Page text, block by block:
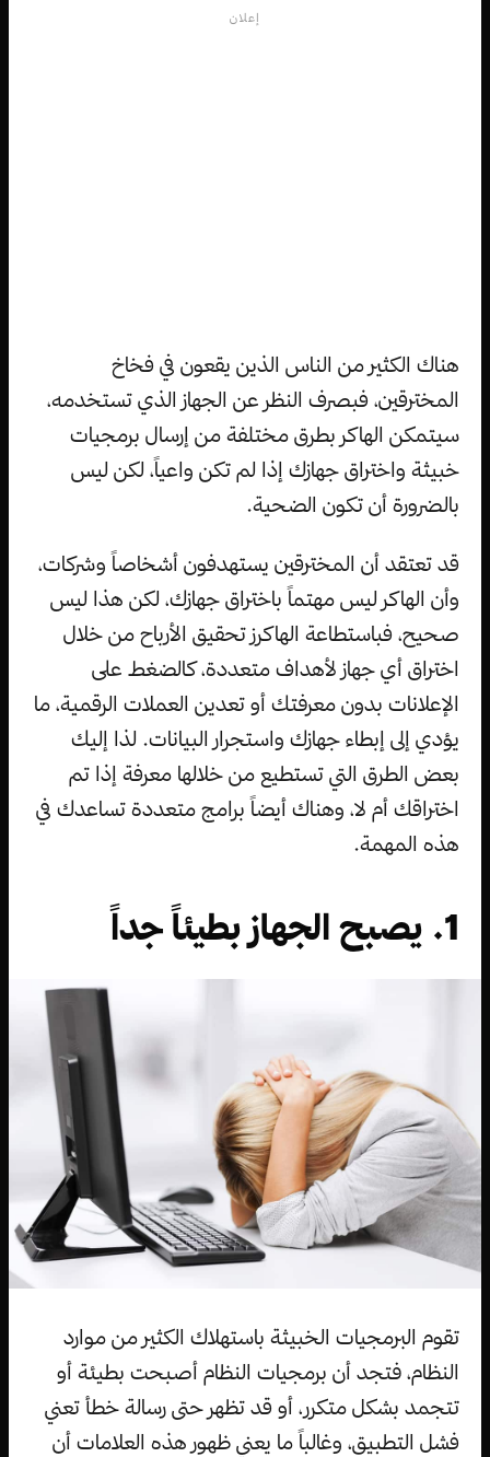
إعلان
هناك الكثير من الناس الذين يقعون في فخاخ
المخترقين، فبصرف النظر عن الجهاز الذي تستخدمه،
سيتمكن الهاكر بطرق مختلفة من إرسال برمجيات
خبيثة واختراق جهازك إذا لم تكن واعياً، لكن ليس
بالضرورة أن تكون الضحية.
قد تعتقد أن المخترقين يستهدفون أشخاصاً وشركات،
وأن الهاكر ليس مهتماً باختراق جهازك، لكن هذا ليس
صحيح، فباستطاعة الهاكرز تحقيق الأرباح من خلال
اختراق أي جهاز لأهداف متعددة، كالضغط على
الإعلانات بدون معرفتك أو تعدين العملات الرقمية، ما
يؤدي إلى إبطاء جهازك واستجرار البيانات. لذا إليك
بعض الطرق التي تستطيع من خلالها معرفة إذا تم
اختراقك أم لا، وهناك أيضاً برامج متعددة تساعدك في
هذه المهمة.
1. يصبح الجهاز بطيئاً جداً
تقوم البرمجيات الخبيثة باستهلاك الكثير من موارد
النظام، فتجد أن برمجيات النظام أصبحت بطيئة أو
تتجمد بشكل متكرر، أو قد تظهر حتى رسالة خطأ تعني
فشل التطبيق، وغالباً ما يعني ظهور هذه العلامات أن